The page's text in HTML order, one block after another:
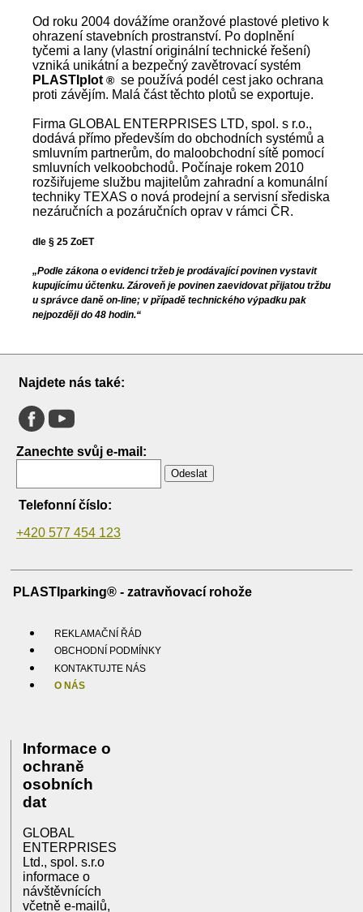
Od roku 2004 dovážíme oranžové plastové pletivo k
ohrazení stavebních prostranství. Po doplnění
tyčemi a lany (vlastní originální technické řešení)
vzniká unikátní a bezpečný zavětrovací systém
PLASTIplot ® se používá podél cest jako ochrana
proti závějím. Malá část těchto plotů se exportuje.
Firma GLOBAL ENTERPRISES LTD, spol. s r.o.,
dodává přímo především do obchodních systémů a
smluvním partnerům, do maloobchodní sítě pomocí
smluvních velkoobchodů. Počínaje rokem 2010
rozšiřujeme službu majitelům zahradní a komunální
techniky TEXAS o nová prodejní a servisní sřediska
nezáručních a pozáručních oprav v rámci ČR.
dle § 25 ZoET
„Podle zákona o evidenci tržeb je prodávající povinen vystavit
kupujícímu účtenku. Zároveň je povinen zaevidovat přijatou tržbu
u správce daně on-line; v případě technického výpadku pak
nejpozději do 48 hodin.“
Najdete nás také:
Zanechte svůj e-mail:
Odeslat
Telefonní číslo:
+420 577 454 123
PLASTIparking® - zatravňovací rohože
REKLAMAČNÍ ŘÁD
OBCHODNÍ PODMÍNKY
KONTAKTUJTE NÁS
O NÁS
Informace o
ochraně
osobních
dat
GLOBAL
ENTERPRISES
Ltd., spol. s.r.o
informace o
návštěvnících
včetně e-mailů,